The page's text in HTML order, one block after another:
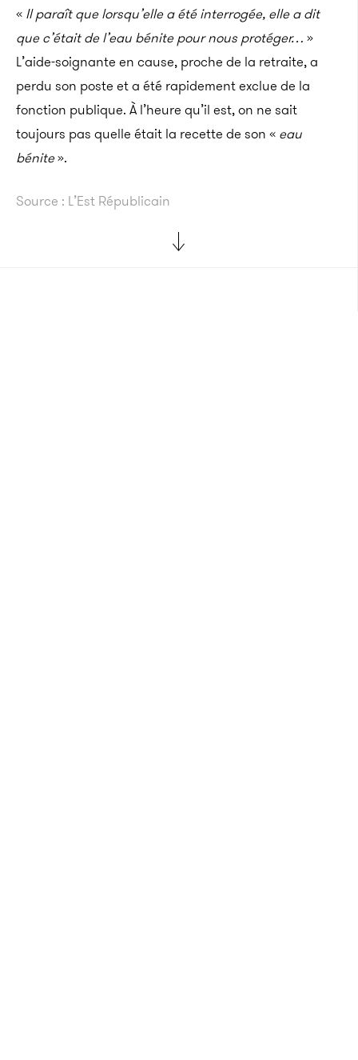
« Il paraît que lorsqu’elle a été interrogée, elle a dit
que c’était de l’eau bénite pour nous protéger… »
L’aide-soignante en cause, proche de la retraite, a
perdu son poste et a été rapidement exclue de la
fonction publique. À l’heure qu’il est, on ne sait
toujours pas quelle était la recette de son « eau
bénite».
Source : L’Est Républicain